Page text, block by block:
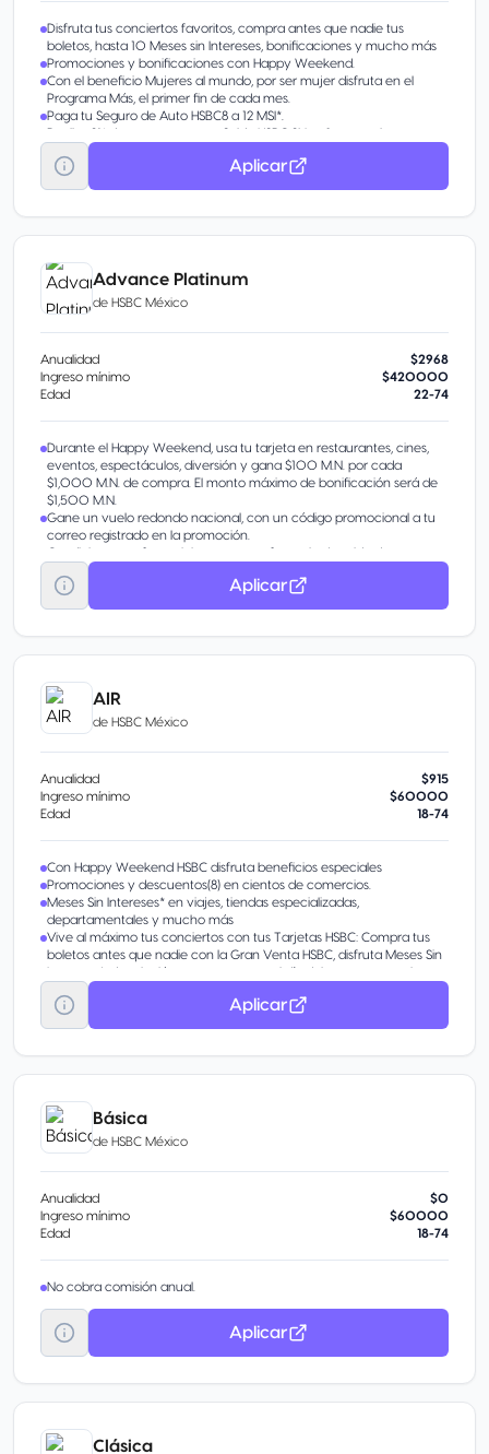
Disfruta tus conciertos favoritos, compra antes que nadie tus
boletos, hasta 10 Meses sin Intereses, bonificaciones y mucho más
Promociones y bonificaciones con Happy Weekend.
Con el beneficio Mujeres al mundo, por ser mujer disfruta en el
Programa Más, el primer fin de cada mes.
Paga tu Seguro de Auto HSBC8 a 12 MSI*.
Recibe 2% de tus compras en Saldo HSBC 2Now1 en tu misma
tarjeta.
Prepara las maletas y obtén un vuelo redondo nacional, en
compras acumuladas a partir de $50,000 M.N. durante los
Exenta la comisión por administración de tarjeta del titular, solo
debes acumular compras iguales o mayores a $3,500 M.N.3 al mes.
interés preferencial anual.
Hasta 5 tarjetas adicionales
Hazte cliente y disfruta los beneficios de Mujeres al Mundo: Obtén
a precio preferencial.
Aplicar
Advance Platinum
de HSBC México
Anualidad
$2968
Ingreso mínimo
$420000
Edad
22-74
Durante el Happy Weekend, usa tu tarjeta en restaurantes, cines,
eventos, espectáculos, diversión y gana $100 M.N. por cada
$1,000 M.N. de compra. El monto máximo de bonificación será de
$1,500 M.N.
Gane un vuelo redondo nacional, con un código promocional a tu
correo registrado en la promoción.
Condiciones preferenciales para transferencia de saldo de otras
tarjetas bancarias
Meses Sin Intereses* en el extranjero todo el año
Aprovecha promociones y descuentos en cientos de comercios
departamentales y mucho más(
Vive al máximo tus conciertos con tus Tarjetas HSBC: Compra tus
Intereses*, devolución en tu consumo el día del evento y mucho
más
Aplicar
AIR
de HSBC México
Anualidad
$915
Ingreso mínimo
$60000
Edad
18-74
Con Happy Weekend HSBC disfruta beneficios especiales
Promociones y descuentos(8) en cientos de comercios.
Meses Sin Intereses* en viajes, tiendas especializadas,
departamentales y mucho más
Vive al máximo tus conciertos con tus Tarjetas HSBC: Compra tus
boletos antes que nadie con la Gran Venta HSBC, disfruta Meses Sin
Intereses*, devolución en tu consumo el día del evento y mucho
más. Visita www.hsbc.com.mx/experiencias
Solicita el cargo recurrente de tus servicios a tu Tarjeta de Crédito
HSBC Zero.
transfieren en automático a tu nueva tarjeta
Aplicar
Básica
de HSBC México
Anualidad
$0
Ingreso mínimo
$60000
Edad
18-74
No cobra comisión anual.
Aplicar
Clásica